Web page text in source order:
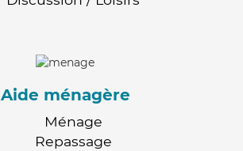
Aide ménagère
Ménage
Repassage